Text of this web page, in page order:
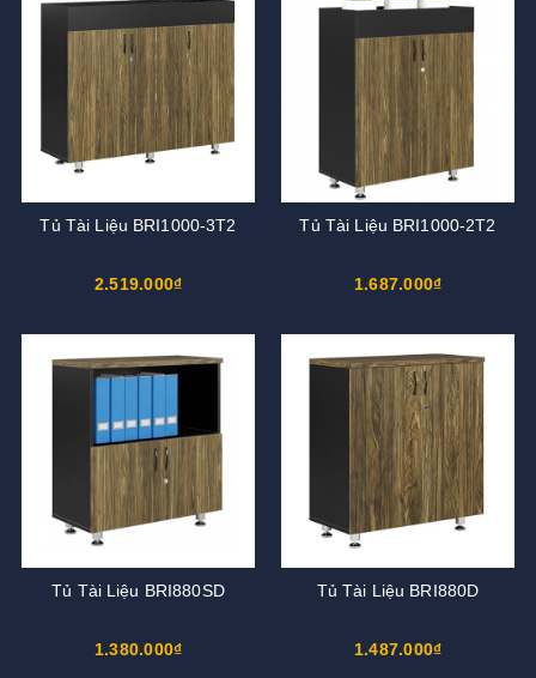
Tủ Tài Liệu BRI1000-3T2
2.519.000₫
Tủ Tài Liệu BRI1000-2T2
1.687.000₫
Tủ Tài Liệu BRI880SD
1.380.000₫
Tủ Tài Liệu BRI880D
1.487.000₫